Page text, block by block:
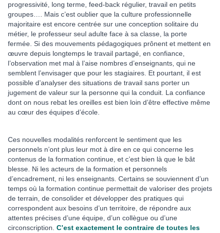
progressivité, long terme, feed-back régulier, travail en petits
groupes…. Mais c’est oublier que la culture professionnelle
majoritaire est encore centrée sur une conception solitaire du
métier, le professeur seul adulte face à sa classe, la porte
fermée. Si des mouvements pédagogiques prônent et mettent en
œuvre depuis longtemps le travail partagé, en confiance,
l’observation met mal à l’aise nombres d’enseignants, qui ne
semblent l’envisager que pour les stagiaires. Et pourtant, il est
possible d’analyser des situations de travail sans porter un
jugement de valeur sur la personne qui la conduit. La confiance
dont on nous rebat les oreilles est bien loin d’être effective même
au cœur des équipes d’école.
Ces nouvelles modalités renforcent le sentiment que les
personnels n’ont plus leur mot à dire en ce qui concerne les
contenus de la formation continue, et c’est bien là que le bât
blesse. Ni les acteurs de la formation et personnels
d’encadrement, ni les enseignants. Certains se souviennent d’un
temps où la formation continue permettait de valoriser des projets
de terrain, de consolider et développer des pratiques qui
correspondent aux besoins d’un territoire, de répondre aux
attentes précises d’une équipe, d’un collègue ou d’une
circonscription. C’est exactement le contraire de toutes les